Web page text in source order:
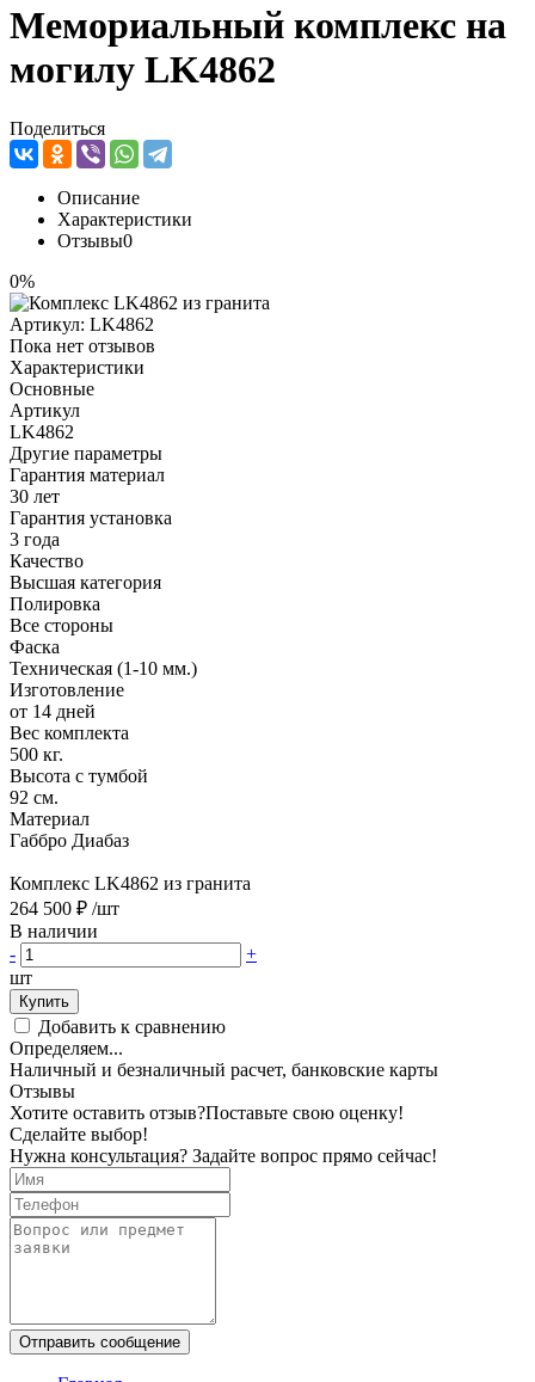
Мемориальный комплекс на
могилу LK4862
Поделиться
Описание
Характеристики
Отзывы0
0%
Артикул: LK4862
Пока нет отзывов
Характеристики
Основные
Артикул
LK4862
Другие параметры
Гарантия материал
30 лет
Гарантия установка
3 года
Качество
Высшая категория
Полировка
Все стороны
Фаска
Техническая (1-10 мм.)
Изготовление
от 14 дней
Вес комплекта
500 кг.
Высота с тумбой
92 см.
Материал
Габбро Диабаз
Комплекс LK4862 из гранита
264 500 ₽ /шт
В наличии
-
+
шт
Купить
Добавить к сравнению
Определяем...
Наличный и безналичный расчет, банковские карты
Отзывы
Хотите оставить отзыв?Поставьте свою оценку!
Сделайте выбор!
Нужна консультация? Задайте вопрос прямо сейчас!
Отправить сообщение